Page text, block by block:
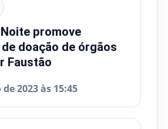
promove
doação de órgãos
Faustão
2023 às 15:45